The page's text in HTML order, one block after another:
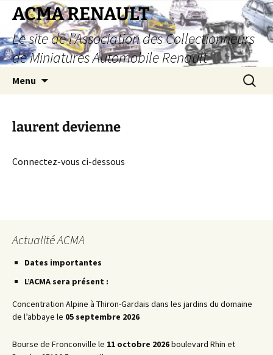
Aller
contenu
ACMA RENAULT
Le site de l'Association des Collectionneurs
de Miniatures Automobile Renault
Menu
laurent devienne
Connectez-vous ci-dessous
Actualité ACMA
Dates importantes
L’ACMA sera présent :
Concentration Alpine à Thiron-Gardais dans les jardins du domaine
de l’abbaye le 05 septembre 2026
Bourse de Fronconville le 11 octobre 2026boulevard Rhin et